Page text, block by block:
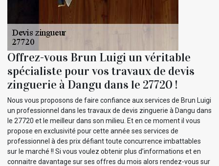
Offrez-vous Brun Luigi un véritable
spécialiste pour vos travaux de devis
zinguerie à Dangu dans le 27720 !
Nous vous proposons de faire confiance aux services de Brun Luigi
un professionnel dans les travaux de devis zinguerie à Dangu dans
le 27720 et le meilleur dans son milieu. Et en ce moment il vous
propose en exclusivité pour cette année ses services de
professionnel à des prix défiant toute concurrence imbattables
sur le marché !! Si vous voulez obtenir plus d’informations et en
connaitre davantage sur ses offres du mois alors rendez-vous sur